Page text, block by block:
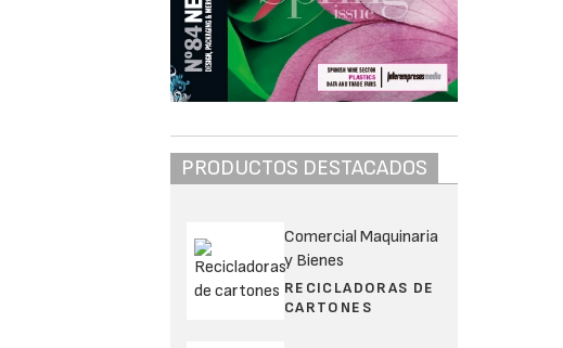
PRODUCTOS DESTACADOS
Comercial Maquinaria
y Bienes
RECICLADORAS DE
CARTONES